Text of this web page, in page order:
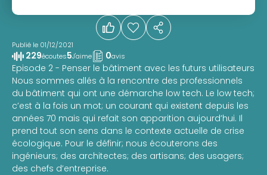
Publié le 01/12/2021
229écoutes5J'aime 0avis
Episode 2 - Penser le bâtiment avec les futurs utilisateurs
Nous sommes allés à la rencontre des professionnels
du bâtiment qui ont une démarche low tech. Le low tech;
c’est à la fois un mot; un courant qui existent depuis les
années 70 mais qui refait son apparition aujourd’hui. Il
prend tout son sens dans le contexte actuelle de crise
écologique. Pour le définir; nous écouterons des
ingénieurs; des architectes; des artisans; des usagers;
des chefs d’entreprise.